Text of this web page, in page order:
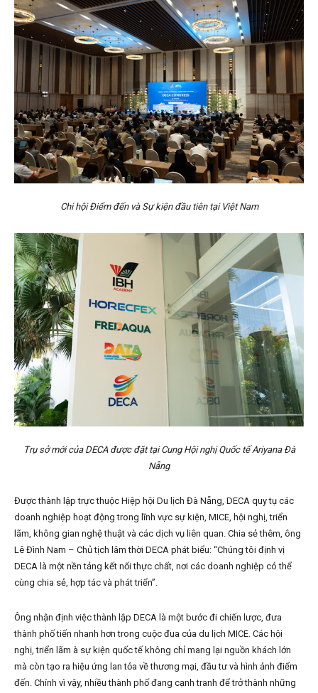
Chi hội Điểm đến và Sự kiện đầu tiên tại Việt Nam
Trụ sở mới của DECA được đặt tại Cung Hội nghị Quốc tế Ariyana Đà
Nẵng
Được thành lập trực thuộc Hiệp hội Du lịch Đà Nẵng, DECA quy tụ các
doanh nghiệp hoạt động trong lĩnh vực sự kiện, MICE, hội nghị, triển
lãm, không gian nghệ thuật và các dịch vụ liên quan. Chia sẻ thêm, ông
Lê Đình Nam – Chủ tịch lâm thời DECA phát biểu: “Chúng tôi định vị
DECA là một nền tảng kết nối thực chất, nơi các doanh nghiệp có thể
cùng chia sẻ, hợp tác và phát triển”.
Ông nhận định việc thành lập DECA là một bước đi chiến lược, đưa
thành phố tiến nhanh hơn trong cuộc đua của du lịch MICE. Các hội
nghị, triển lãm à sự kiện quốc tế không chỉ mang lại nguồn khách lớn
mà còn tạo ra hiệu ứng lan tỏa về thương mại, đầu tư và hình ảnh điểm
đến. Chính vì vậy, nhiều thành phố đang cạnh tranh để trở thành những